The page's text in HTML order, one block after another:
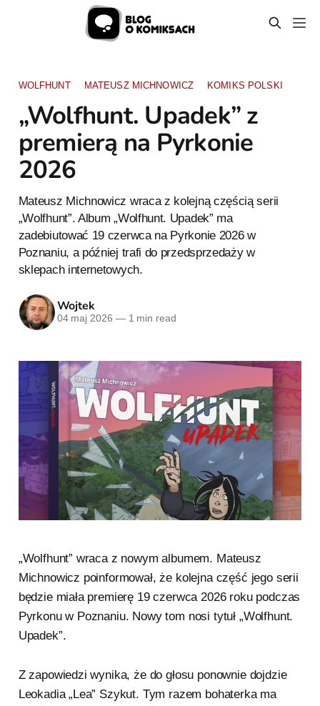
WOLFHUNT MATEUSZ MICHNOWICZ KOMIKS POLSKI
„Wolfhunt. Upadek” z
premierą na Pyrkonie
2026
Mateusz Michnowicz wraca z kolejną częścią serii
„Wolfhunt”. Album „Wolfhunt. Upadek” ma
zadebiutować 19 czerwca na Pyrkonie 2026 w
Poznaniu, a później trafi do przedsprzedaży w
sklepach internetowych.
Wojtek
04 maj 2026 —1 min read
„Wolfhunt” wraca z nowym albumem. Mateusz
Michnowicz poinformował, że kolejna część jego serii
będzie miała premierę 19 czerwca 2026 roku podczas
Pyrkonu w Poznaniu. Nowy tom nosi tytuł „Wolfhunt.
Upadek”.
Z zapowiedzi wynika, że do głosu ponownie dojdzie
Leokadia „Lea” Szykut. Tym razem bohaterka ma